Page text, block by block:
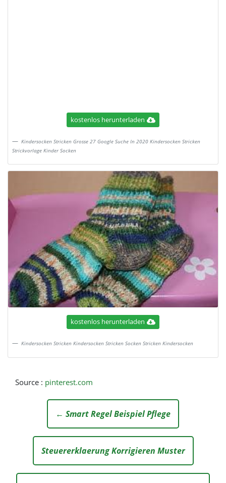
kostenlos herunterladen
Kindersocken Stricken Grosse 27 Google Suche In 2020 Kindersocken Stricken
Strickvorlage Kinder Socken
kostenlos herunterladen
Kindersocken Stricken Kindersocken Stricken Socken Stricken Kindersocken
Source : pinterest.com
← Smart Regel Beispiel Pflege
Steuererklaerung Korrigieren Muster